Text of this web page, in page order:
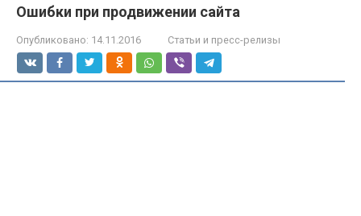
Ошибки при продвижении сайта
Опубликовано: 14.11.2016 Статьи и пресс-релизы